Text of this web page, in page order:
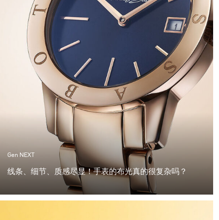
Gen NEXT
线条、细节、质感尽显！手表的布光真的很复杂吗？
我发现手表是最复杂的拍摄对象之一。 单是设置可能需要
数小时的准备。 让一切都正确是艰苦的工作。 但是，当光